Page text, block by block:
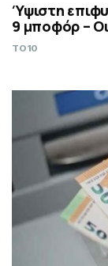
Ύψιστη
9 μποφόρ –
TO10